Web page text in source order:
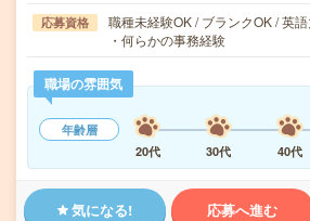
応募資格
職種未経験OK / ブランクOK / 英
・何らかの事務経験
職場の雰囲気
年齢層
20代
30代 40代
気になる! 応募へ進む